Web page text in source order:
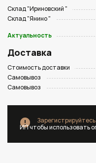
Склад "Ириновский "
Склад "Янино "
Актуальность
Доставка
Стоимость доставки
Самовывоз
Самовывоз
Зарегистрируйтесь
ИП чтобы использовать